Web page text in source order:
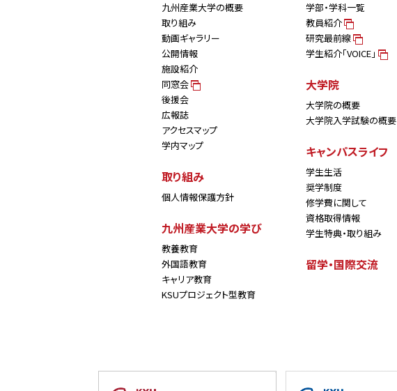
九州産業大学の概要
取り組み
動画ギャラリー
公開情報
施設紹介
同窓会
後援会
広報誌
アクセスマップ
学内マップ
取り組み
個人情報保護方針
九州産業大学の学び
教養教育
外国語教育
キャリア教育
KSUプロジェクト型教育
学部・学科一覧
教員紹介
研究最前線
学生紹介「VOICE」
大学院
大学院の概要
大学院入学試験の概要
キャンパスライフ
学生生活
奨学制度
修学費に関して
資格取得情報
学生特典・取り組み
留学・国際交流